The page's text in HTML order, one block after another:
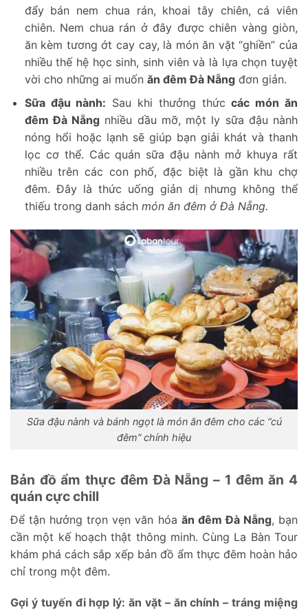
đẩy bán nem chua rán, khoai tây chiên, cá viên
chiên. Nem chua rán ở đây được chiên vàng giòn,
ăn kèm tương ớt cay cay, là món ăn vặt “ghiền” của
nhiều thế hệ học sinh, sinh viên và là lựa chọn tuyệt
vời cho những ai muốn ăn đêm Đà Nẵngđơn giản.
Sữa đậu nành: Sau khi thưởng thứccác món ăn
đêm Đà Nẵng nhiều dầu mỡ, một ly sữa đậu nành
nóng hổi hoặc lạnh sẽ giúp bạn giải khát và thanh
lọc cơ thể. Các quán sữa đậu nành mở khuya rất
nhiều trên các con phố, đặc biệt là gần khu chợ
đêm. Đây là thức uống giản dị nhưng không thể
thiếu trong danh sách món ăn đêm ở Đà Nẵng.
Sữa đậu nành và bánh ngọt là món ăn đêm cho các “cú
đêm” chính hiệu
Bản đồ ẩm thực đêm Đà Nẵng – 1 đêm ăn 4
quán cực chill
Để tận hưởng trọn vẹn văn hóa ăn đêm Đà Nẵng, bạn
cần một kế hoạch thật thông minh. Cùng La Bàn Tour
khám phá cách sắp xếp bản đồ ẩm thực đêm hoàn hảo
chỉ trong một đêm.
Gợi ý tuyến đi hợp lý: ăn vặt – ăn chính – tráng miệng